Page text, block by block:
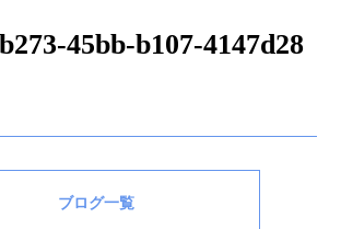
45bb-b107-4147d28
ブログ一覧